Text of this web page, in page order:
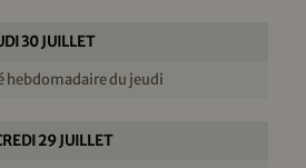
30 JUILLET
hebdomadaire du jeudi
29 JUILLET